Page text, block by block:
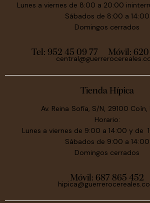
Lunes a viernes de 8:00 a 20:00
Sábados de 8:00 a 14:00
Domingos cerrados
Tel: 952 45 09 77 Móvil:
Tienda Hípica
Av. Reina Sofía, S/N, 29100 Coín,
Horario:
Lunes a viernes de 9:00 a 14:00 y de
Sábados de 9:00 a 14:00
Domingos cerrados
Móvil: 687 865 452